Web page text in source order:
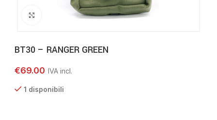
Clicca per ingrandire
BT30 – RANGER GREEN
€69.00
1 disponibili